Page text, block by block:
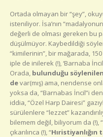
Ortada olmayan bir “şey”,
isteniliyor. İsa’nın
değerli de olması gereken bu
düşülmüyor. Kaybedildiği
“kimilerinin”, bir mağarada,
iple de inilerek (!), ‘Barnaba
Orada, bulunduğu
devar(mış) ama, nendense
yoksa da, “Barnabas İncil”i
iddia, “Özel Harp Dairesi”
sürülenlere “lezzet”
bilemem değil, biliyorum da (!),
çıkarılınca (!), “Hıristiyanlığın